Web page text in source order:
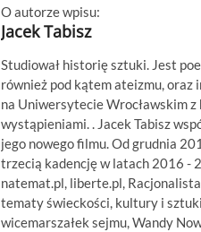
O autorze wpisu:
Jacek Tabisz
Studiował historię sztuki. Jest
również pod kątem ateizmu, oraz
na Uniwersytecie Wrocławskim
wystąpieniami. . Jacek Tabisz
jego nowego filmu. Od grudnia
trzecią kadencję w latach 2016 -
natemat.pl, liberte.pl,
tematy świeckości, kultury i
wicemarszałek sejmu, Wandy